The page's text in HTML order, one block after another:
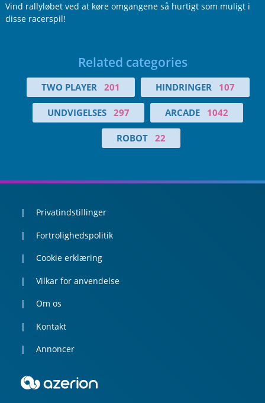
Vind rallyløbet ved at køre omgangene så hurtigt som muligt i
disse racerspil!
Related categories
TWO PLAYER 201 HINDRINGER 107
UNDVIGELSES 297 ARCADE 1042
ROBOT 22
Privatindstillinger
Fortrolighedspolitik
Cookie erklæring
Vilkar for anvendelse
Om os
Kontakt
Annoncer